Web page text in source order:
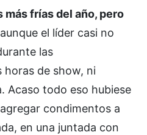
más frías del año, pero
aunque el líder casi no
las
horas de show, ni
Acaso todo eso hubiese
condimentos a
en una juntada con